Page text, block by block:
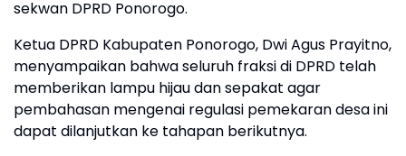
sekwan DPRD Ponorogo.
​Ketua DPRD Kabupaten Ponorogo, Dwi Agus Prayitno,
menyampaikan bahwa seluruh fraksi di DPRD telah
memberikan lampu hijau dan sepakat agar
pembahasan mengenai regulasi pemekaran desa ini
dapat dilanjutkan ke tahapan berikutnya.